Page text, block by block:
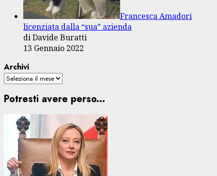
Francesca Amadori
licenziata dalla “sua” azienda
di Davide Buratti
13 Gennaio 2022
Archivi
Potresti avere perso...